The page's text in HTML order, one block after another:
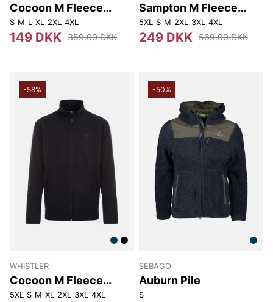
Cocoon M Fleece
Jacket.
S M L XL 2XL 4XL
149 DKK 359.00 DKK
Sampton M Fleece
Jacket.
5XL S M 2XL 3XL 4XL
249 DKK 569.00 DKK
-58%
WHISTLER
Cocoon M Fleece
Jacket
5XL S M XL 2XL 3XL 4XL
-50%
SEBAGO
Auburn Pile
S